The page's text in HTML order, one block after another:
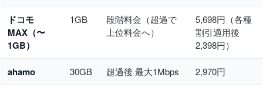
ドコモ
MAX（〜
1GB）
1GB
段階料金（超過で
上位料金へ）
5,698円（各種
割引適用後
2,398円）
ahamo 30GB 超過後 最大1Mbps 2,970円